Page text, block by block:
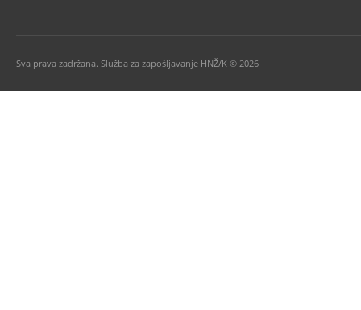
Sva prava zadržana. Služba za zapošljavanje HNŽ/K © 2026